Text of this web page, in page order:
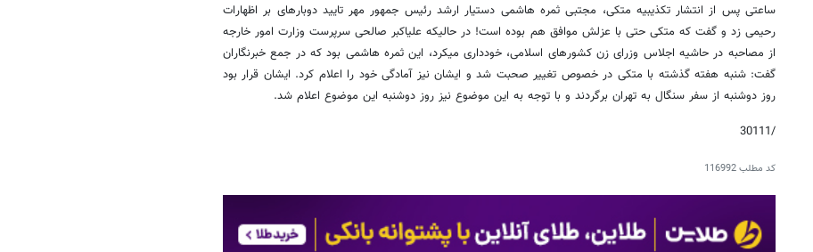
ساعتی پس از انتشار تکذیبیه متکی، مجتبی ثمره هاشمی دستیار ارشد رئیس جمهور مهر تایید دوباره‎ای بر اظهارات
رحیمی زد و گفت که متکی حتی با عزلش موافق هم بوده است! در حالیکه علی‎اکبر صالحی سرپرست وزارت امور خارجه
از مصاحبه در حاشیه اجلاس وزرای زن کشورهای اسلامی، خودداری می‏کرد، این ثمره هاشمی بود که در جمع خبرنگاران
گفت: شنبه هفته گذشته با متکی در خصوص تغییر صحبت ‌شد و ایشان نیز آمادگی خود را اعلام ‌کرد. ایشان قرار بود
روز دوشنبه از سفر سنگال به تهران برگردند و با توجه به این موضوع نیز روز دوشنبه این موضوع اعلام شد.
/30111
کد مطلب116992